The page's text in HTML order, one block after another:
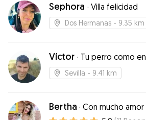
Sephora · Villa felicidad
Dos Hermanas - 9.35 km
Víctor · Tu perro como
Sevilla - 9.41 km
Bertha · Con mucho